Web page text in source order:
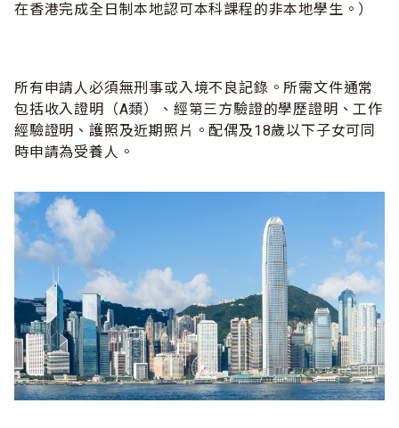
在香港完成全日制本地認可本科課程的非本地學生。）
所有申請人必須無刑事或入境不良記錄。所需文件通常
包括收入證明（A類）、經第三方驗證的學歷證明、工作
經驗證明、護照及近期照片。配偶及18歲以下子女可同
時申請為受養人。